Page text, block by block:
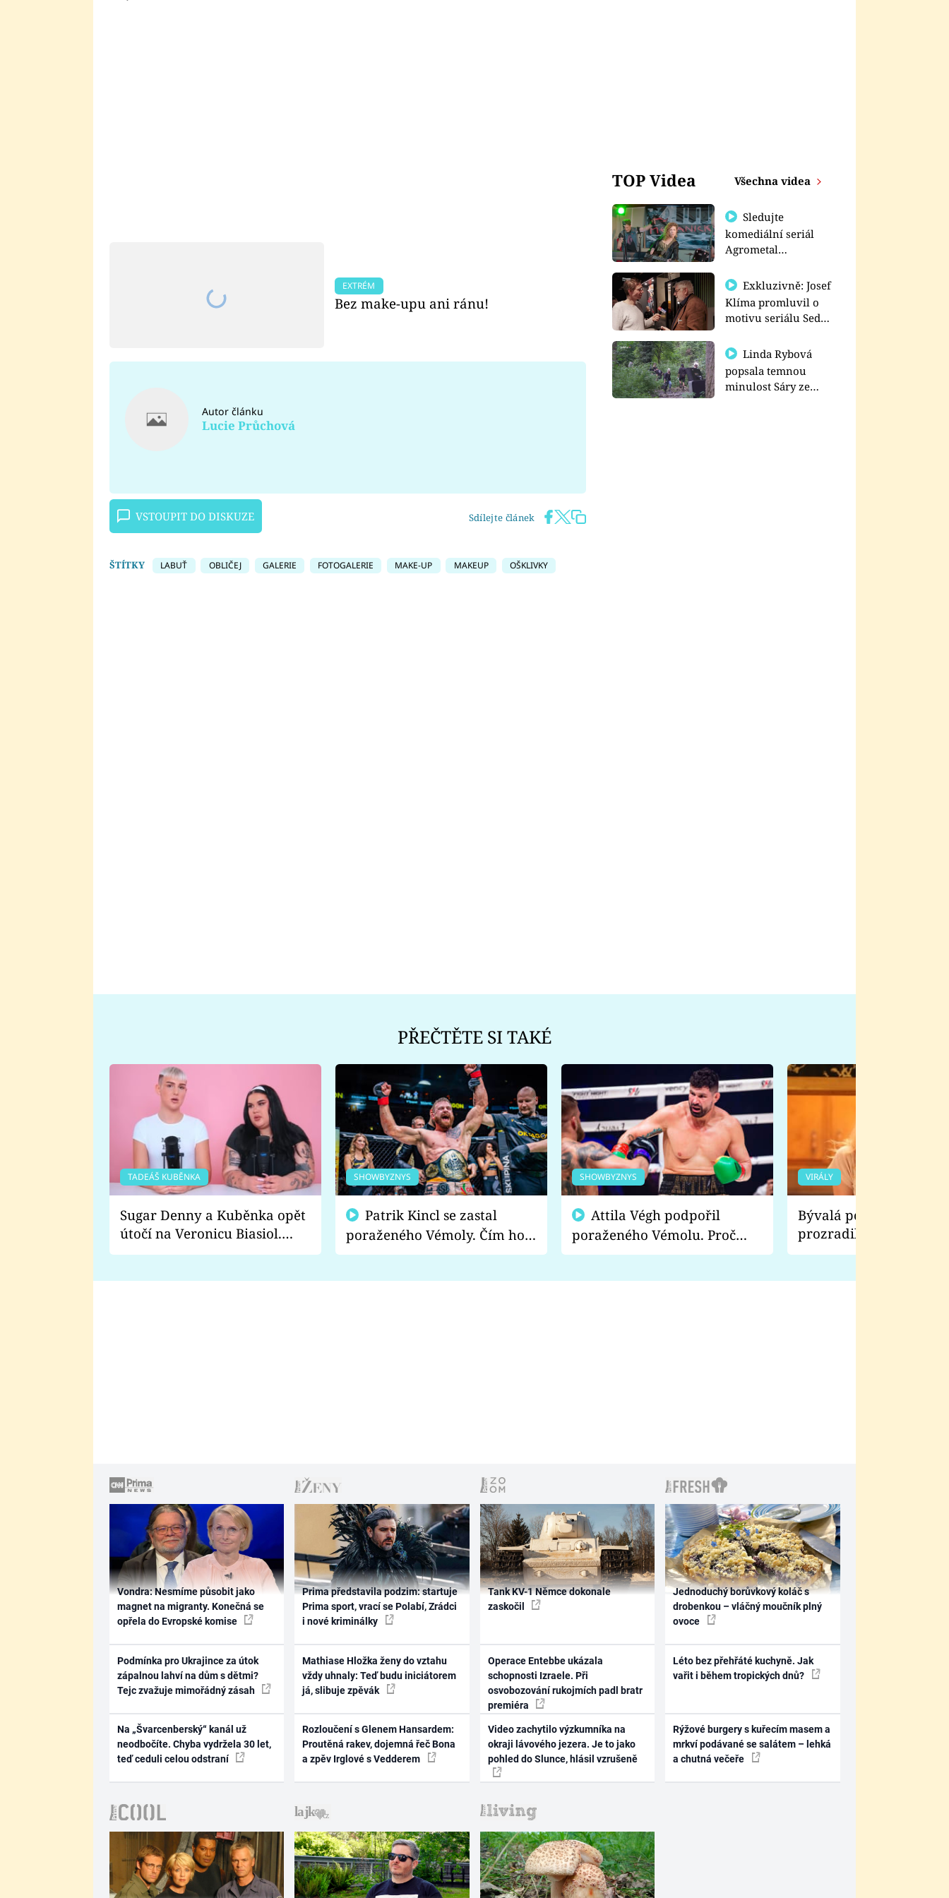
EXTRÉM
Bez make-upu ani ránu!
Autor článku
Lucie Průchová
VSTOUPIT DO DISKUZE Sdílejte článek
ŠTÍTKY LABUŤ OBLIČEJ GALERIE FOTOGALERIE MAKE-UP MAKEUP OŠKLIVKY
TOP Videa Všechna videa
Sledujte
komediální seriál
Agrometal
prima+
Exkluzivně: Josef
Klíma promluvil o
motivu seriálu Sedm
Linda Rybová
popsala temnou
minulost Sáry ze
PŘEČTĚTE SI TAKÉ
TADEÁŠ KUBĚNKA
Sugar Denny a Kuběnka opět
útočí na Veronicu Biasiol.
Proč je podle nich falešná a
SHOWBYZNYS
poraženého Vémoly. Čím ho
fanoušci naštvali?
SHOWBYZNYS
poraženého Vémolu. Proč
chce raději zápasit s ním než
VIRÁLY
Bývalá pornoherečka
prozradila, co ji
natáčení Euforie.
Vondra: Nesmíme působit jako
magnet na migranty. Konečná se
opřela do Evropské komise
Podmínka pro Ukrajince za útok
zápalnou lahví na dům s dětmi?
Tejc zvažuje mimořádný zásah
Na „Švarcenberský“ kanál už
neodbočíte. Chyba vydržela 30 let,
teď ceduli celou odstraní
Prima představila podzim: startuje
Prima sport, vrací se Polabí, Zrádci
i nové kriminálky
Mathiase Hložka ženy do vztahu
vždy uhnaly: Teď budu iniciátorem
já, slibuje zpěvák
Rozloučení s Glenem Hansardem:
Proutěná rakev, dojemná řeč Bona
a zpěv Irglové s Vedderem
Tank KV-1 Němce dokonale
zaskočil
Operace Entebbe ukázala
schopnosti Izraele. Při
osvobozování rukojmích padl bratr
premiéra
Video zachytilo výzkumníka na
okraji lávového jezera. Je to jako
pohled do Slunce, hlásil vzrušeně
Jednoduchý borůvkový koláč s
drobenkou – vláčný moučník plný
ovoce
Léto bez přehřáté kuchyně. Jak
vařit i během tropických dnů?
Rýžové burgery s kuřecím masem a
mrkví podávané se salátem – lehká
a chutná večeře